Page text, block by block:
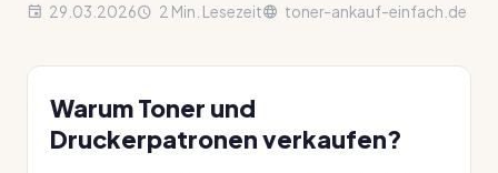
29.03.2026 2 Min. Lesezeit toner-ankauf-einfach.de
Warum Toner und
Druckerpatronen verkaufen?